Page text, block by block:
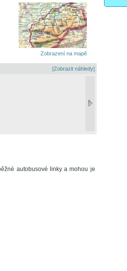
Zobrazení na mapě
[Zobrazit náhledy]
autobusové linky a mohou je